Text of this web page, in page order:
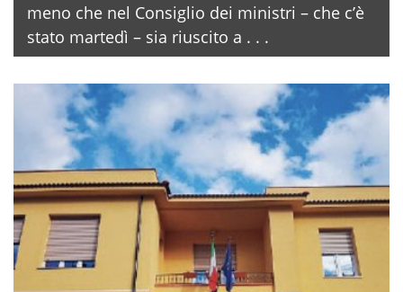
meno che nel Consiglio dei ministri – che c’è
stato martedì – sia riuscito a . . .